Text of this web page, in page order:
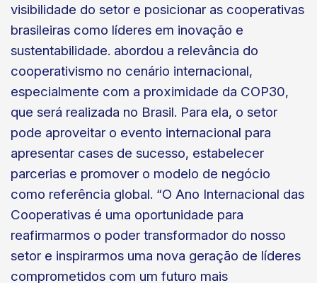
visibilidade do setor e posicionar as cooperativas
brasileiras como líderes em inovação e
sustentabilidade. abordou a relevância do
cooperativismo no cenário internacional,
especialmente com a proximidade da COP30,
que será realizada no Brasil. Para ela, o setor
pode aproveitar o evento internacional para
apresentar cases de sucesso, estabelecer
parcerias e promover o modelo de negócio
como referência global. “O Ano Internacional das
Cooperativas é uma oportunidade para
reafirmarmos o poder transformador do nosso
setor e inspirarmos uma nova geração de líderes
comprometidos com um futuro mais